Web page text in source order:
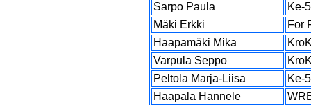
Sarpo Paula
Ke-
Mäki Erkki
For
Haapamäki Mika
Varpula Seppo
Peltola Marja-Liisa
Ke-
Haapala Hannele